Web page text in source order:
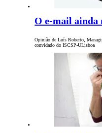
O e-mail ainda
Opinião de Luís Roberto,
convidado do ISCSP-ULisboa